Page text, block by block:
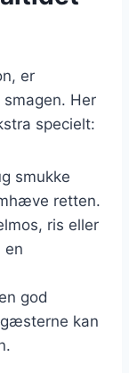
er
Her
specielt:
smukke
retten.
ris eller
en
god
kan